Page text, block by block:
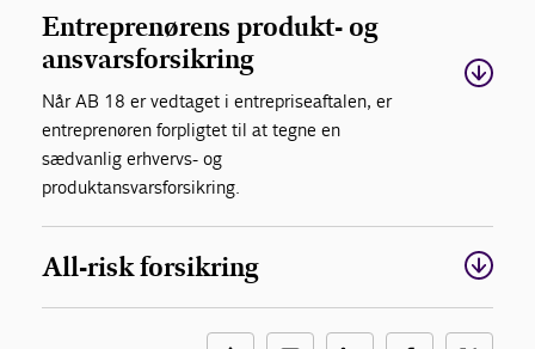
Entreprenørens produkt- og
ansvarsforsikring
Når AB 18 er vedtaget i entrepriseaftalen, er
entreprenøren forpligtet til at tegne en
sædvanlig erhvervs- og
produktansvarsforsikring.
All-risk forsikring